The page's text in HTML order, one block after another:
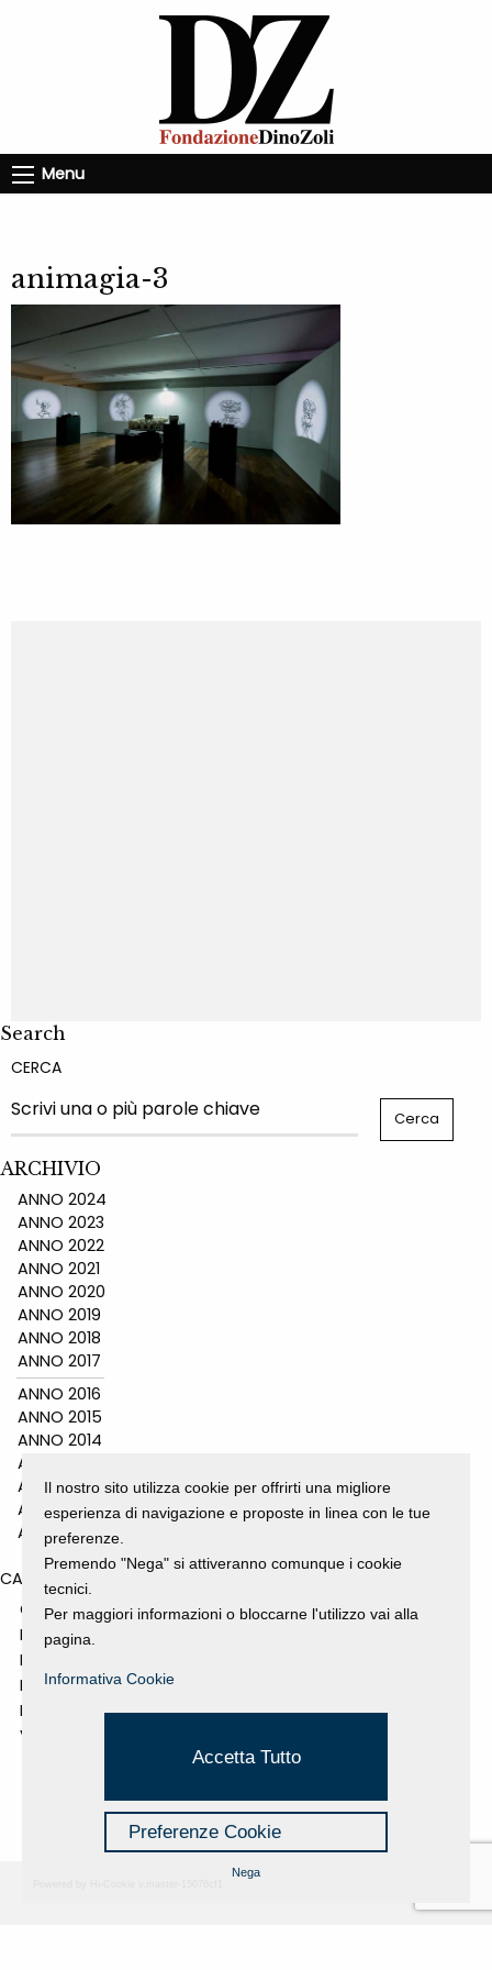
Menu
animagia-3
Search
CERCA
ARCHIVIO
ANNO 2024
ANNO 2023
ANNO 2022
ANNO 2021
ANNO 2020
ANNO 2019
ANNO 2018
ANNO 2017
ANNO 2016
ANNO 2015
ANNO 2014
ANNO 2011
ANNO 2010
ANNO 2009
ANNO 2008
CATEGORIES
GALLERY
MOSTRE E EVENTI
NEWS
PROGETTI SOSTENUTI
RASSEGNA STAMPA
VIDEO
Il nostro sito utilizza cookie per offrirti una migliore
esperienza di navigazione e proposte in linea con le tue
preferenze.
Premendo "Nega" si attiveranno comunque i cookie
tecnici.
Per maggiori informazioni o bloccarne l'utilizzo vai alla
pagina.
Informativa Cookie
Accetta Tutto
Preferenze Cookie
Nega